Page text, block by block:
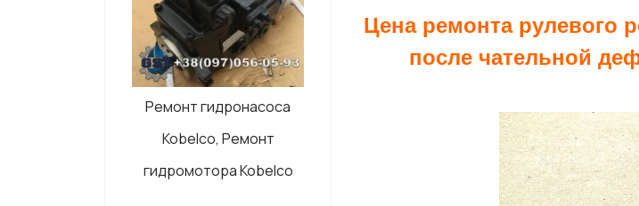
Ремонт гидронасоса
Kobelco, Ремонт
гидромотора Kobelco
Цена ремонта рулевого
после чательной